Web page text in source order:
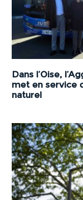
Dans l’Oise,
met en service
naturel